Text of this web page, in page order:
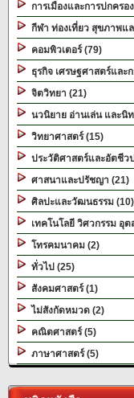
การเมืองและการปกครอ
กีฬา ท่องเที่ยว สุขภาพแ
คอมพิวเตอร์ (79)
ธุรกิจ เศรษฐศาสตร์และ
จิตวิทยา (21)
นวนิยาย อ่านเล่น และนิ
วิทยาศาสตร์ (15)
ประวัติศาสตร์และอัตชีว
ศาสนาและปรัชญา (21)
ศิลปะและวัฒนธรรม (10)
เทคโนโลยี วิศวกรรม อุต
โทรคมนาคม (2)
ทั่วไป (25)
สังคมศาสตร์ (1)
ไม่สังกัดหมวด (2)
คณิตศาสตร์ (5)
ภาษาศาสตร์ (5)